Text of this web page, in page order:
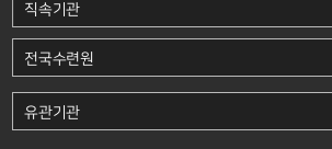
직속기관
전국수련원
유관기관